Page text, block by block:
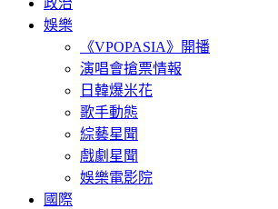
政治
娛樂
《VPOPASIA》開播
演唱會搶票情報
日韓爆米花
歌手動態
綜藝星聞
戲劇星聞
娛樂電影院
國際